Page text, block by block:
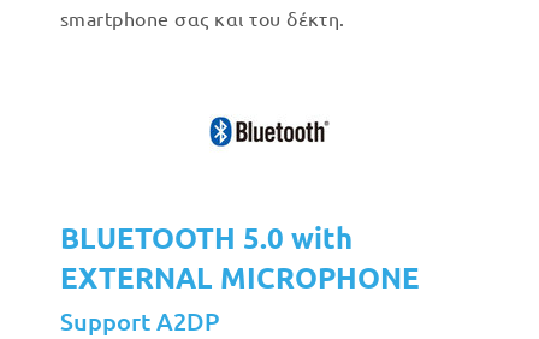
smartphone σας και του δέκτη.
BLUETOOTH 5.0 with
EXTERNAL MICROPHONE
Support A2DP